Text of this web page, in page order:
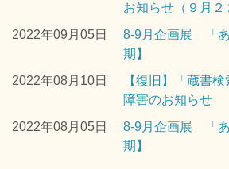
お知らせ（９月２
2022年09月05日
8-9月企画展 「
期】
2022年08月10日
【復旧】「蔵書
障害のお知らせ
2022年08月05日
8-9月企画展 「
期】